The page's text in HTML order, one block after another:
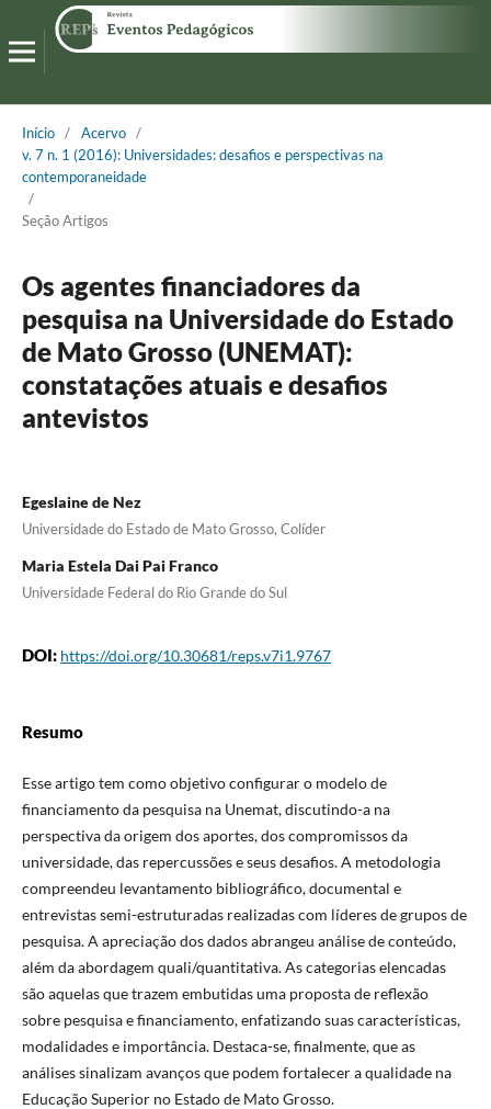
Início / Acervo /
v. 7 n. 1 (2016): Universidades: desafios e perspectivas na
contemporaneidade
/
Seção Artigos
Os agentes financiadores da
pesquisa na Universidade do Estado
de Mato Grosso (UNEMAT):
constatações atuais e desafios
antevistos
Egeslaine de Nez
Universidade do Estado de Mato Grosso, Colíder
Maria Estela Dai Pai Franco
Universidade Federal do Rio Grande do Sul
DOI: https://doi.org/10.30681/reps.v7i1.9767
Resumo
Esse artigo tem como objetivo configurar o modelo de
financiamento da pesquisa na Unemat, discutindo-a na
perspectiva da origem dos aportes, dos compromissos da
universidade, das repercussões e seus desafios. A metodologia
compreendeu levantamento bibliográfico, documental e
entrevistas semi-estruturadas realizadas com líderes de grupos de
pesquisa. A apreciação dos dados abrangeu análise de conteúdo,
além da abordagem quali/quantitativa. As categorias elencadas
são aquelas que trazem embutidas uma proposta de reflexão
sobre pesquisa e financiamento, enfatizando suas características,
modalidades e importância. Destaca-se, finalmente, que as
análises sinalizam avanços que podem fortalecer a qualidade na
Educação Superior no Estado de Mato Grosso.